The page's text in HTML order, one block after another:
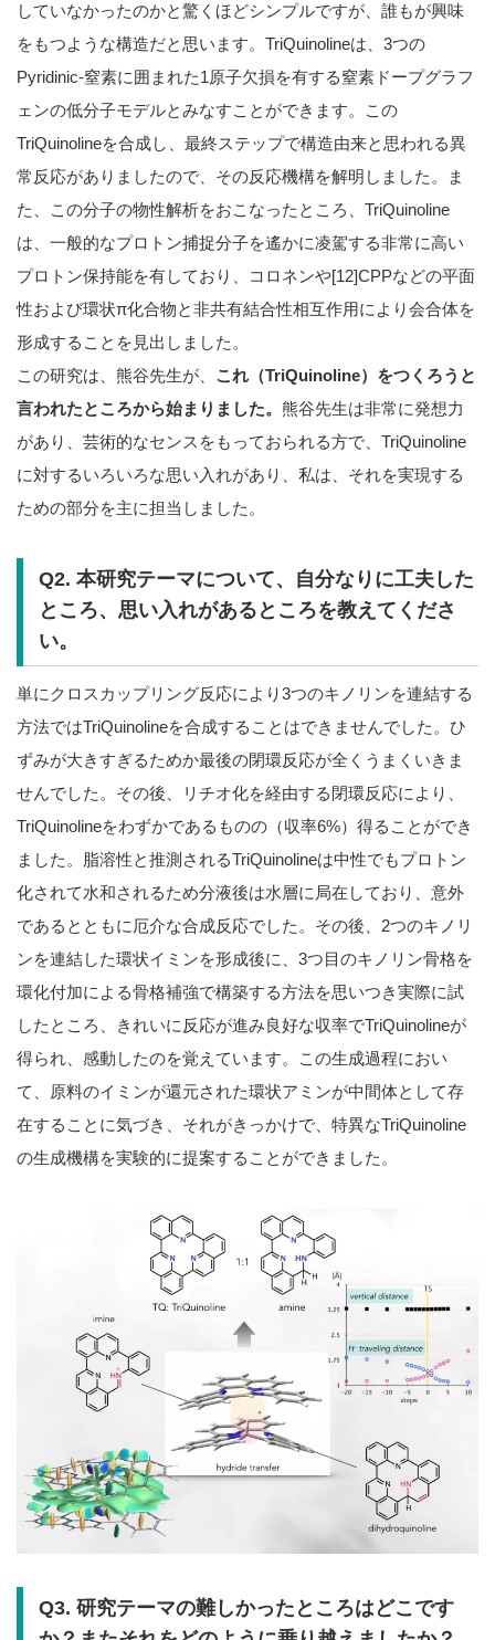
していなかったのかと驚くほどシンプルですが、誰もが興味
をもつような構造だと思います。TriQuinolineは、3つの
Pyridinic-窒素に囲まれた1原子欠損を有する窒素ドープグラフ
ェンの低分子モデルとみなすことができます。この
TriQuinolineを合成し、最終ステップで構造由来と思われる異
常反応がありましたので、その反応機構を解明しました。ま
た、この分子の物性解析をおこなったところ、TriQuinoline
は、一般的なプロトン捕捉分子を遙かに凌駕する非常に高い
プロトン保持能を有しており、コロネンや[12]CPPなどの平面
性および環状π化合物と非共有結合性相互作用により会合体を
形成することを見出しました。
この研究は、熊谷先生が、 これ（TriQuinoline）をつくろうと
言われたところから始まりました。 熊谷先生は非常に発想力
があり、芸術的なセンスをもっておられる方で、TriQuinoline
に対するいろいろな思い入れがあり、私は、それを実現する
ための部分を主に担当しました。
Q2. 本研究テーマについて、自分なりに工夫した
ところ、思い入れがあるところを教えてくださ
い。
単にクロスカップリング反応により3つのキノリンを連結する
方法ではTriQuinolineを合成することはできませんでした。ひ
ずみが大きすぎるためか最後の閉環反応が全くうまくいきま
せんでした。その後、リチオ化を経由する閉環反応により、
TriQuinolineをわずかであるものの（収率6%）得ることができ
ました。脂溶性と推測されるTriQuinolineは中性でもプロトン
化されて水和されるため分液後は水層に局在しており、意外
であるとともに厄介な合成反応でした。その後、2つのキノリ
ンを連結した環状イミンを形成後に、3つ目のキノリン骨格を
環化付加による骨格補強で構築する方法を思いつき実際に試
したところ、きれいに反応が進み良好な収率でTriQuinolineが
得られ、感動したのを覚えています。この生成過程におい
て、原料のイミンが還元された環状アミンが中間体として存
在することに気づき、それがきっかけで、特異なTriQuinoline
の生成機構を実験的に提案することができました。
Q3. 研究テーマの難しかったところはどこです